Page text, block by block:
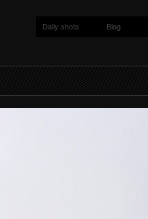
Daily shots Blog